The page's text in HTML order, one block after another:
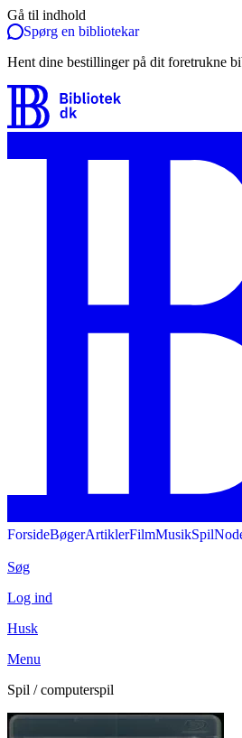
Gå til indhold
Spørg en bibliotekar
Hent dine bestillinger på dit foretrukne
ForsideBøgerArtiklerFilmMusikSpil
Søg
Log ind
Husk
Menu
Spil / computerspil